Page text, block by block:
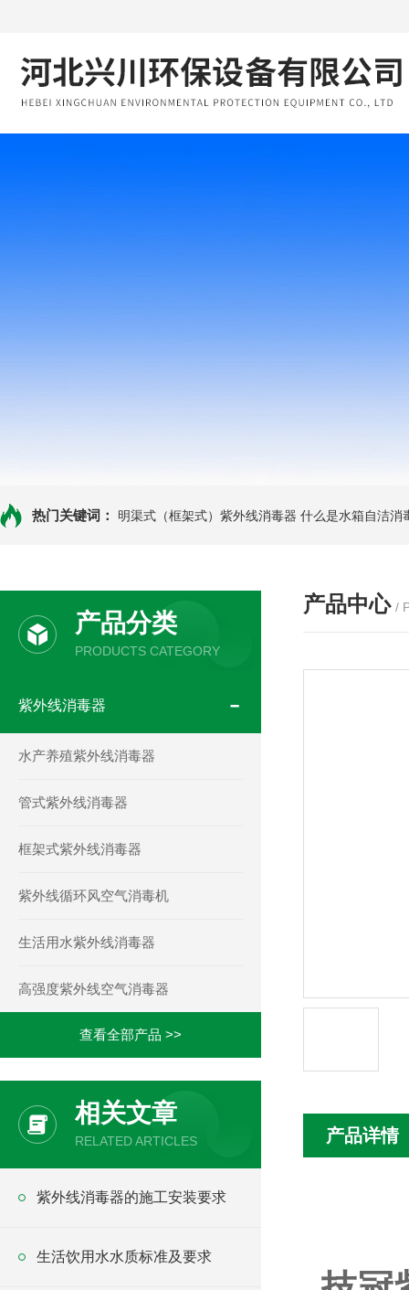
热门关键词： 明渠式（框架式）紫外线消毒器 什么是水箱自洁消
产品分类
PRODUCTS CATEGORY
紫外线消毒器
水产养殖紫外线消毒器
管式紫外线消毒器
框架式紫外线消毒器
紫外线循环风空气消毒机
生活用水紫外线消毒器
高强度紫外线空气消毒器
查看全部产品 >>
相关文章
RELATED ARTICLES
紫外线消毒器的施工安装要求
生活饮用水水质标准及要求
产品中心 /
产品详情